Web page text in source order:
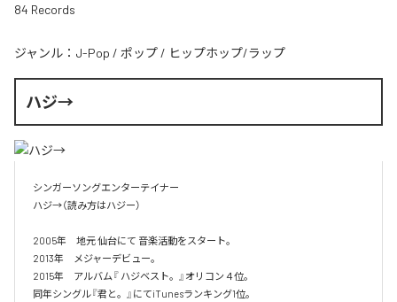
84 Records
ジャンル： J-Pop / ポップ / ヒップホップ/ラップ
ハジ→
シンガーソングエンターテイナー
ハジ→（読み方はハジー）
2005年　地元 仙台にて 音楽活動をスタート。
2013年　メジャーデビュー。
2015年　アルバム『 ハジベスト。』オリコン４位。
同年シングル『君と。』にてiTunesランキング1位。